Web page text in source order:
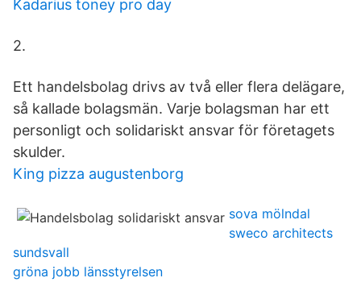
Kadarius toney pro day
2.
Ett handelsbolag drivs av två eller flera delägare,
så kallade bolagsmän. Varje bolagsman har ett
personligt och solidariskt ansvar för företagets
skulder.
King pizza augustenborg
sova mölndal
sweco architects
sundsvall
gröna jobb länsstyrelsen